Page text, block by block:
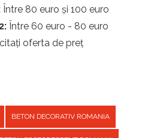
Între 80 euro și 100 euro
Între 60 euro - 80 euro
oferta de preț
BETON DECORATIV ROMANIA